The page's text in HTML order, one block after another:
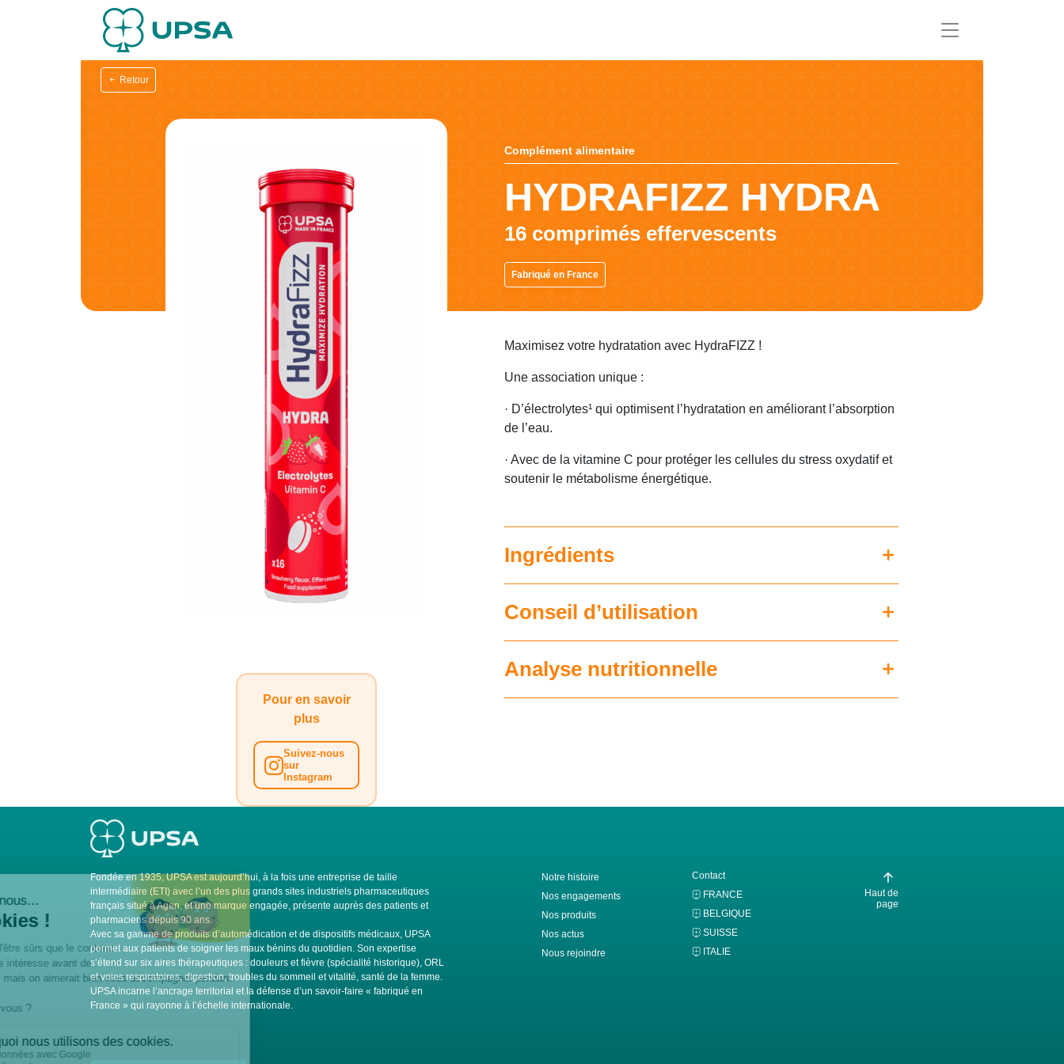
Retour
Pour en savoir
plus
Suivez-nous
sur
Instagram
Complément alimentaire
HYDRAFIZZ HYDRA
16 comprimés effervescents
Fabriqué en France
Maximisez votre hydratation avec HydraFIZZ !
Une association unique :
· D’électrolytes¹ qui optimisent l’hydratation en améliorant l’absorption
de l’eau.
· Avec de la vitamine C pour protéger les cellules du stress oxydatif et
soutenir le métabolisme énergétique.
Ingrédients
Conseil d’utilisation
Analyse nutritionnelle
Fondée en 1935, UPSA est aujourd’hui, à la fois une entreprise de taille
intermédiaire (ETI) avec l’un des plus grands sites industriels pharmaceutiques
français situé à Agen, et une marque engagée, présente auprès des patients et
pharmaciens depuis 90 ans.
Avec sa gamme de produits d’automédication et de dispositifs médicaux, UPSA
permet aux patients de soigner les maux bénins du quotidien. Son expertise
s’étend sur six aires thérapeutiques : douleurs et fièvre (spécialité historique), ORL
et voies respiratoires, digestion, troubles du sommeil et vitalité, santé de la femme.
UPSA incarne l’ancrage territorial et la défense d’un savoir-faire « fabriqué en
France » qui rayonne à l’échelle internationale.
Notre histoire
Nos engagements
Nos produits
Nos actus
Nous rejoindre
Contact
FRANCE
BELGIQUE
SUISSE
ITALIE
Haut de
page